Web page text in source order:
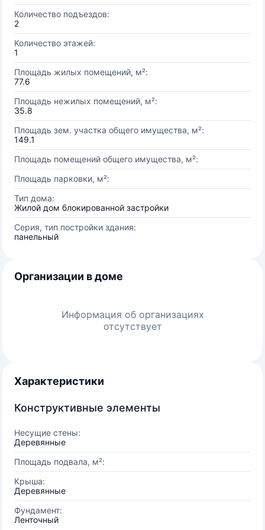
Количество подъездов:
2
Количество этажей:
1
Площадь жилых помещений, м²:
77.6
Площадь нежилых помещений, м²:
35.8
Площадь зем. участка общего имущества, м²:
149.1
Площадь помещений общего имущества, м²:
Площадь парковки, м²:
Тип дома:
Жилой дом блокированной застройки
Серия, тип постройки здания:
панельный
Организации в доме
Информация об организациях
отсутствует
Характеристики
Конструктивные элементы
Несущие стены:
Деревянные
Площадь подвала, м²:
Крыша:
Деревянные
Фундамент:
Ленточный